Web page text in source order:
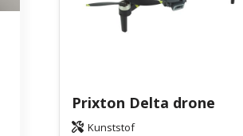
Prixton Delta drone
Kunststof